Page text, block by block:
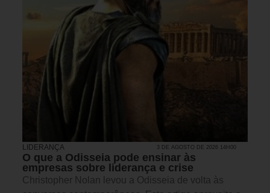
LIDERANÇA 3 DE AGOSTO DE 2026 14H00
O que a Odisseia pode ensinar às
empresas sobre liderança e crise
Christopher Nolan levou a Odisseia de volta às